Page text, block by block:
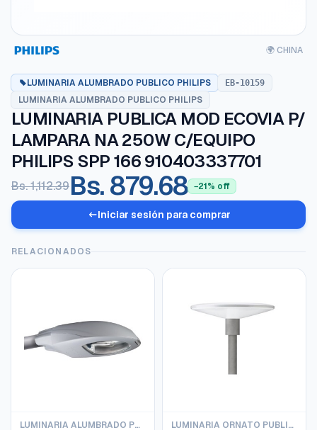
🌍 CHINA
LUMINARIA ALUMBRADO PUBLICO PHILIPS EB-10159
LUMINARIA ALUMBRADO PUBLICO PHILIPS
LUMINARIA PUBLICA MOD ECOVIA P/
LAMPARA NA 250W C/EQUIPO
PHILIPS SPP 166 910403337701
Bs. 1,112.39Bs. 879.68 −21% off
Iniciar sesión para comprar
RELACIONADOS
LUMINARIA ALUMBRADO PUBLICO PHILIPS
LUMINARIA ORNATO PUBLICO PHILIPS LED